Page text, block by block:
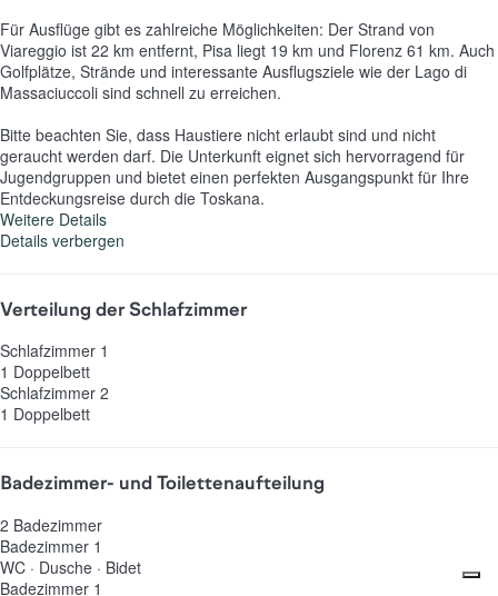
Für Ausflüge gibt es zahlreiche Möglichkeiten: Der Strand von
Viareggio ist 22 km entfernt, Pisa liegt 19 km und Florenz 61 km. Auch
Golfplätze, Strände und interessante Ausflugsziele wie der Lago di
Massaciuccoli sind schnell zu erreichen.
Bitte beachten Sie, dass Haustiere nicht erlaubt sind und nicht
geraucht werden darf. Die Unterkunft eignet sich hervorragend für
Jugendgruppen und bietet einen perfekten Ausgangspunkt für Ihre
Entdeckungsreise durch die Toskana.
Weitere Details
Details verbergen
Verteilung der Schlafzimmer
Schlafzimmer 1
1 Doppelbett
Schlafzimmer 2
1 Doppelbett
Badezimmer- und Toilettenaufteilung
2 Badezimmer
Badezimmer 1
WC · Dusche · Bidet
Badezimmer 1